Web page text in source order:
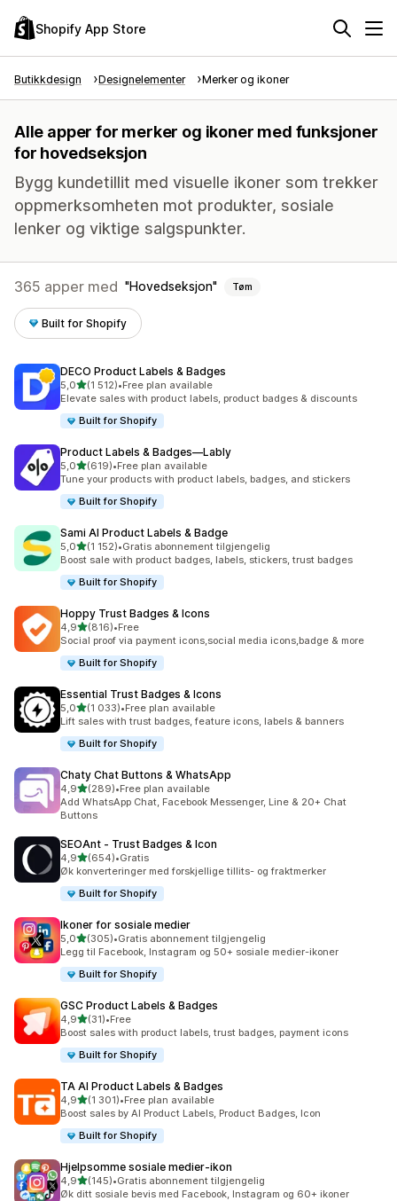
Shopify App Store
Butikkdesign Designelementer Merker og ikoner
Alle apper for merker og ikoner med funksjoner
for hovedseksjon
Bygg kundetillit med visuelle ikoner som trekker
oppmerksomheten mot produkter, sosiale
lenker og viktige salgspunkter.
365 apper med Hovedseksjon Tøm
Built for Shopify
DECO Product Labels & Badges
5,0av 5 stjerner
(1 512)
Totalt 1512 omtaler
•Free plan available
Elevate sales with product labels, product badges & discounts
Built for Shopify
Product Labels & Badges—Lably
5,0av 5 stjerner
(619)
Totalt 619 omtaler
•Free plan available
Tune your products with product labels, badges, and stickers
Built for Shopify
Sami AI Product Labels & Badge
5,0av 5 stjerner
(1 152)
Totalt 1152 omtaler
•Gratis abonnement tilgjengelig
Boost sale with product badges, labels, stickers, trust badges
Built for Shopify
Hoppy Trust Badges & Icons
4,9av 5 stjerner
(816)
Totalt 816 omtaler
•Free
Social proof via payment icons,social media icons,badge & more
Built for Shopify
Essential Trust Badges & Icons
5,0av 5 stjerner
(1 033)
Totalt 1033 omtaler
•Free plan available
Lift sales with trust badges, feature icons, labels & banners
Built for Shopify
Chaty Chat Buttons & WhatsApp
4,9av 5 stjerner
(289)
Totalt 289 omtaler
•Free plan available
Add WhatsApp Chat, Facebook Messenger, Line & 20+ Chat
Buttons
SEOAnt ‑ Trust Badges & Icon
4,9av 5 stjerner
(654)
Totalt 654 omtaler
•Gratis
Øk konverteringer med forskjellige tillits- og fraktmerker
Built for Shopify
Ikoner for sosiale medier
5,0av 5 stjerner
(305)
Totalt 305 omtaler
•Gratis abonnement tilgjengelig
Legg til Facebook, Instagram og 50+ sosiale medier-ikoner
Built for Shopify
GSC Product Labels & Badges
4,9av 5 stjerner
(31)
Totalt 31 omtaler
•Free
Boost sales with product labels, trust badges, payment icons
Built for Shopify
TA AI Product Labels & Badges
4,9av 5 stjerner
(1 301)
Totalt 1301 omtaler
•Free plan available
Boost sales by AI Product Labels, Product Badges, Icon
Built for Shopify
Hjelpsomme sosiale medier‑ikon
4,9av 5 stjerner
(145)
Totalt 145 omtaler
•Gratis abonnement tilgjengelig
Øk ditt sosiale bevis med Facebook, Instagram og 60+ ikoner